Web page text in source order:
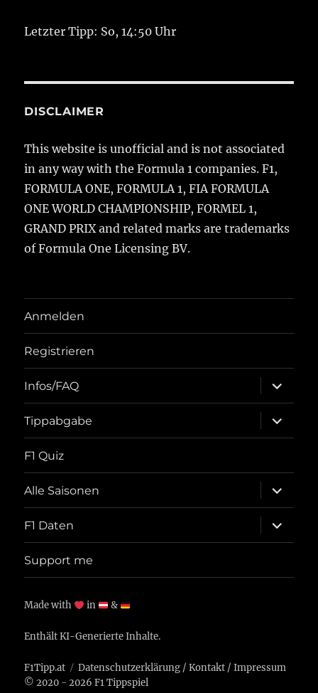
Letzter Tipp: So, 14:50 Uhr
DISCLAIMER
This website is unofficial and is not associated
in any way with the Formula 1 companies. F1,
FORMULA ONE, FORMULA 1, FIA FORMULA
ONE WORLD CHAMPIONSHIP, FORMEL 1,
GRAND PRIX and related marks are trademarks
of Formula One Licensing BV.
Anmelden
Registrieren
Infos/FAQ
öffnen
Tippabgabe
öffnen
F1 Quiz
Alle Saisonen
öffnen
F1 Daten
öffnen
Support me
Made with in &
Enthält KI-Generierte Inhalte.
F1Tipp.at Datenschutzerklärung /Kontakt /Impressum
© 2020 - 2026 F1 Tippspiel